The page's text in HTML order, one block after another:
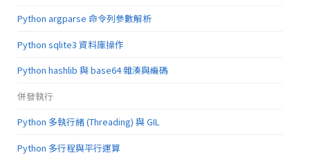
Python argparse 命令列參數解析
Python sqlite3 資料庫操作
Python hashlib 與 base64 雜湊與編碼
併發執行
Python 多執行緒 (Threading) 與 GIL
Python 多行程與平行運算